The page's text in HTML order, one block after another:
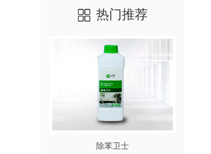
热门推荐
除苯卫士